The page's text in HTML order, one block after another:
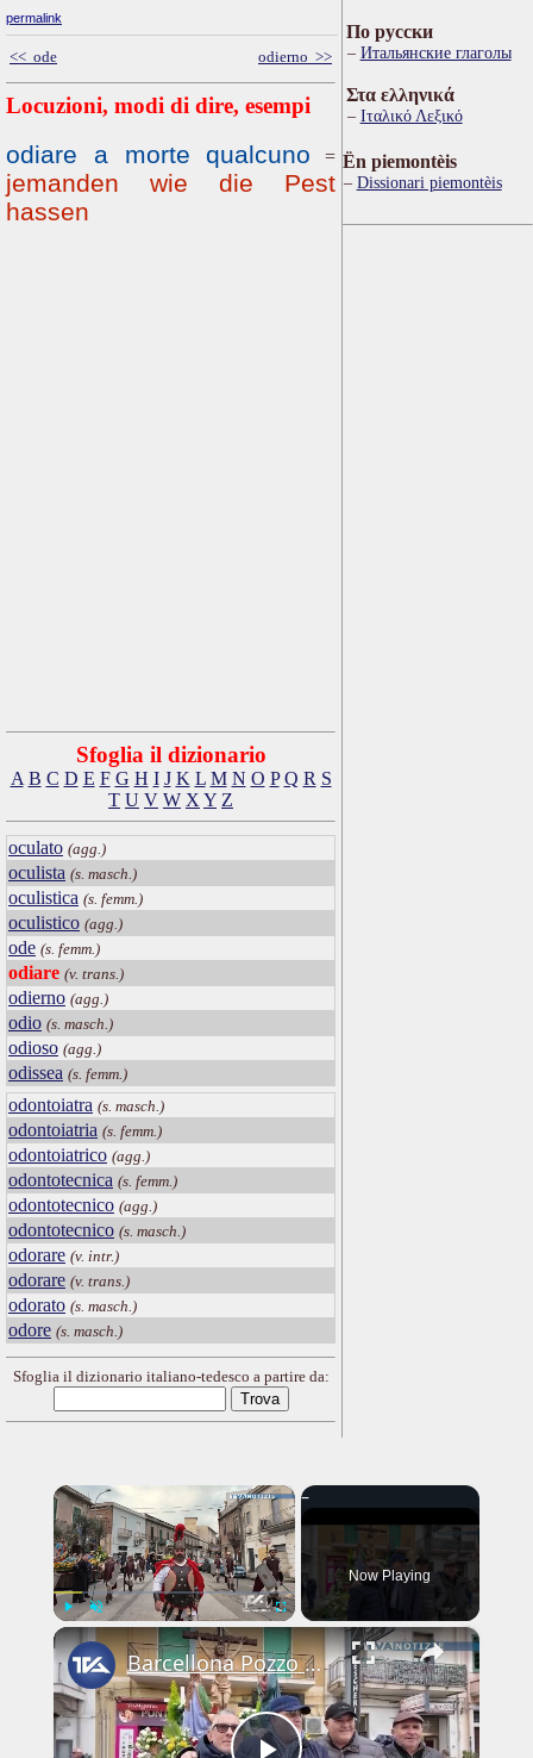
permalink
<< ode odierno >>
Locuzioni, modi di dire, esempi
odiare a morte qualcuno =
jemanden wie die Pest
hassen
Sfoglia il dizionario
A B C D E F G H I J K L M N O P Q R S
T U V W X Y Z
oculato (agg.)
oculista (s. masch.)
oculistica (s. femm.)
oculistico (agg.)
ode (s. femm.)
odiare (v. trans.)
odierno (agg.)
odio (s. masch.)
odioso (agg.)
odissea (s. femm.)
odontoiatra (s. masch.)
odontoiatria (s. femm.)
odontoiatrico (agg.)
odontotecnica (s. femm.)
odontotecnico (agg.)
odontotecnico (s. masch.)
odorare (v. intr.)
odorare (v. trans.)
odorato (s. masch.)
odore (s. masch.)
Sfoglia il dizionario italiano-tedesco a partire da:
По русски
Итальянские глаголы
Στα ελληνικά
Ιταλικό Λεξικό
Ën piemontèis
Dissionari piemontèis
×
Play Fullscreen
Now Playing
×
Barcellona Pozzo di Gotto. Niente Varette: una scelta tra fede e tutela